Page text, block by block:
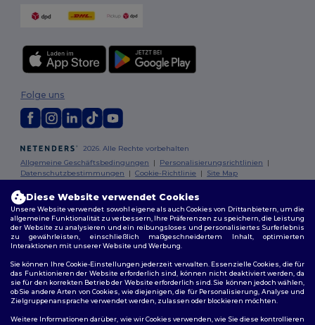
2026. Alle Rechte vorbehalten
Allgemeine Geschäftsbedingungen | Personalisierungsrichtlinien |
Datenschutzbestimmungen |Cookie-Richtlinie | Site Map
Folge uns
Berlin | Hamburg München | Frankfurt Essen | Dortmund
Stuttgart | Düsseldorf| Bremen
Diese Website verwendet Cookies
Unsere Website verwendet sowohl eigene als auch Cookies von Drittanbietern, um die
allgemeine Funktionalität zu verbessern, Ihre Präferenzen zu speichern, die Leistung
der Website zu analysieren und ein reibungsloses und personalisiertes Surferlebnis
zu gewährleisten, einschließlich maßgeschneidertem Inhalt, optimierten
Interaktionen mit unserer Website und Werbung.
Sie können Ihre Cookie-Einstellungen jederzeit verwalten. Essenzielle Cookies, die für
das Funktionieren der Website erforderlich sind, können nicht deaktiviert werden, da
sie für den korrekten Betrieb der Website erforderlich sind. Sie können jedoch wählen,
ob Sie andere Arten von Cookies, wie diejenigen, die für Personalisierung, Analyse und
Zielgruppenansprache verwendet werden, zulassen oder blockieren möchten.
Weitere Informationen darüber, wie wir Cookies verwenden, wie Sie diese kontrollieren